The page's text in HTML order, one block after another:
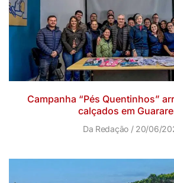
Campanha “Pés Quentinhos”
calçados em
Da Redação 20/06/